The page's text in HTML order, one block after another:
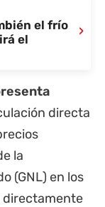
el frío
el
›
directa
la
(GNL) en los
directamente